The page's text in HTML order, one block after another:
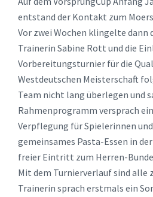
entstand der Kontakt zum
Vor zwei Wochen klingelte dann
Trainerin Sabine Rott und die
Vorbereitungsturnier für die
Westdeutschen Meisterschaft
Team nicht lang überlegen und
Rahmenprogramm versprach
Verpflegung für Spielerinnen
gemeinsames Pasta-Essen in
freier Eintritt zum Herren-
Mit dem Turnierverlauf sind alle
Trainerin sprach erstmals ein